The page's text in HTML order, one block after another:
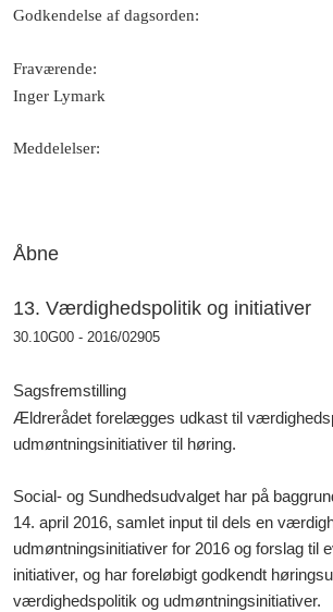
Godkendelse af dagsorden:
Fraværende:
Inger Lymark
Meddelelser:
Åbne
13. Værdighedspolitik og initiativer
30.10G00 - 2016/02905
Sagsfremstilling
Ældrerådet forelægges udkast til
udmøntningsinitiativer til høring.
Social- og Sundhedsudvalget har på
14. april 2016, samlet input til dels en
udmøntningsinitiativer for 2016 og forslag til
initiativer, og har foreløbigt godkendt
værdighedspolitik og udmøntningsinitiativer.